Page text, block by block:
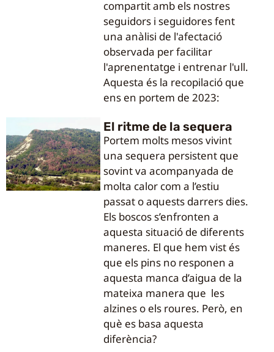
compartit amb els nostres
seguidors i seguidores fent
una anàlisi de l'afectació
observada per facilitar
l'aprenentatge i entrenar l'ull.
Aquesta és la recopilació que
ens en portem de 2023:
El ritme de la sequera
Portem molts mesos vivint
una sequera persistent que
sovint va acompanyada de
molta calor com a l’estiu
passat o aquests darrers dies.
Els boscos s’enfronten a
aquesta situació de diferents
maneres. El que hem vist és
que els pins no responen a
aquesta manca d’aigua de la
mateixa manera que les
alzines o els roures. Però, en
què es basa aquesta
diferència?